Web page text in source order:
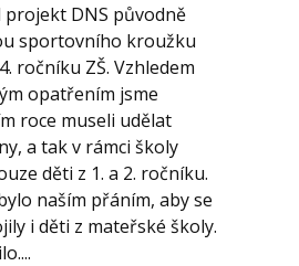
projekt DNS původně
sportovního kroužku
ročníku ZŠ. Vzhledem
opatřením jsme
roce museli udělat
a tak v rámci školy
děti z 1. a 2. ročníku.
naším přáním, aby se
i děti z mateřské školy.